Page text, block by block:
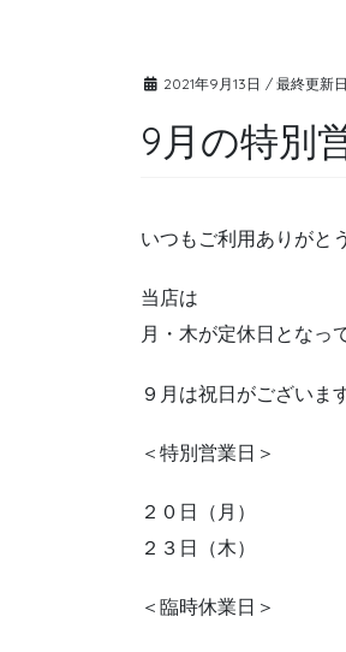
2021年9月13日 / 最終更新
9月の特別
いつもご利用ありがと
当店は
月・木が定休日となっ
９月は祝日がございま
＜特別営業日＞
２０日（月）
２３日（木）
＜臨時休業日＞